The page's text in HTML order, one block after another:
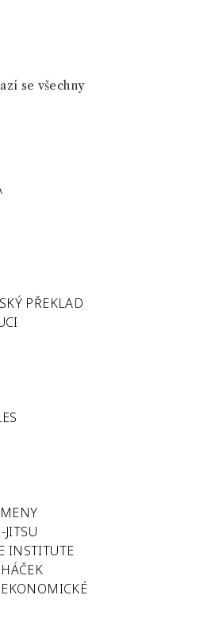
se všechny
PŘEKLAD
JITSU
INSTITUTE